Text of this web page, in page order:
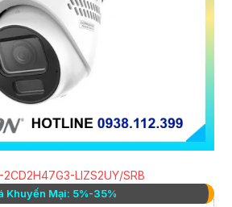
LIZS2UY/SRB
Khuyến Mại: 5%-35%